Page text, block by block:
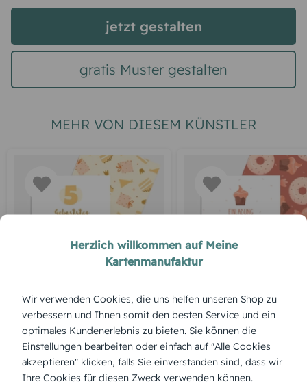
jetzt gestalten
gratis Muster gestalten
MEHR VON DIESEM KÜNSTLER
Honigkuchen Süße Party
Herzlich willkommen auf Meine
Kartenmanufaktur
Wir verwenden Cookies, die uns helfen unseren Shop zu
verbessern und Ihnen somit den besten Service und ein
optimales Kundenerlebnis zu bieten. Sie können die
Einstellungen bearbeiten oder einfach auf "Alle Cookies
akzeptieren" klicken, falls Sie einverstanden sind, dass wir
Ihre Cookies für diesen Zweck verwenden können.